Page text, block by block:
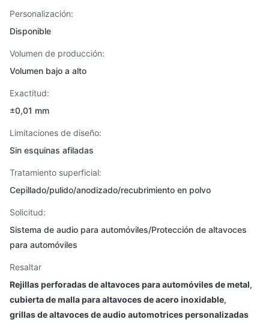
Personalización:
Disponible
Volumen de producción:
Volumen bajo a alto
Exactitud:
±0,01 mm
Limitaciones de diseño:
Sin esquinas afiladas
Tratamiento superficial:
Cepillado/pulido/anodizado/recubrimiento en polvo
Solicitud:
Sistema de audio para automóviles/Protección de altavoces
para automóviles
Resaltar
Rejillas perforadas de altavoces para automóviles de metal,
cubierta de malla para altavoces de acero inoxidable,
grillas de altavoces de audio automotrices personalizadas